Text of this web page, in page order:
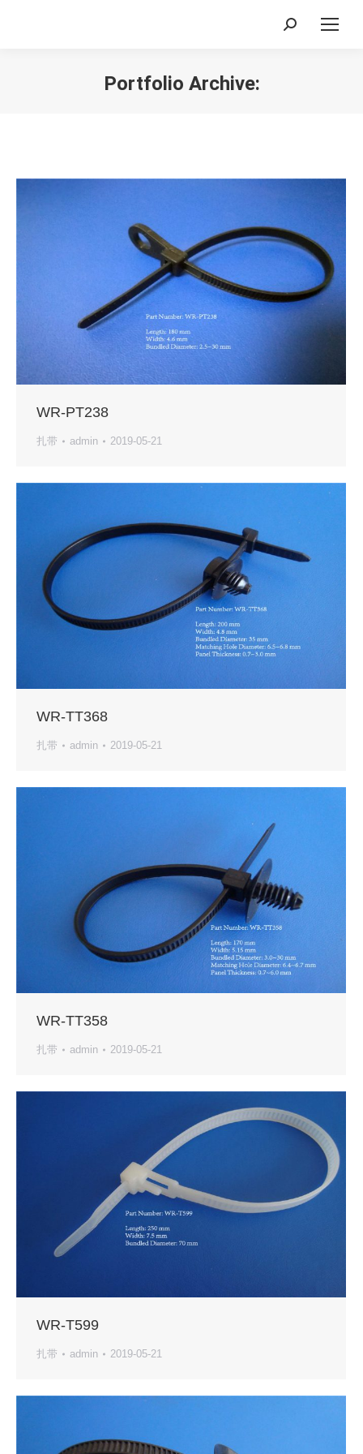
Search:
Portfolio Archive:
WR-PT238
扎带 admin 2019-05-21
WR-TT368
扎带 admin 2019-05-21
WR-TT358
扎带 admin 2019-05-21
WR-T599
扎带 admin 2019-05-21